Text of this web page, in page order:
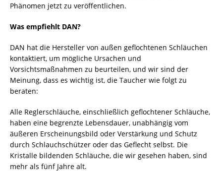
Phänomen jetzt zu veröffentlichen.
Was empfiehlt DAN?
DAN hat die Hersteller von außen geflochtenen Schläuchen
kontaktiert, um mögliche Ursachen und
Vorsichtsmaßnahmen zu beurteilen, und wir sind der
Meinung, dass es wichtig ist, die Taucher wie folgt zu
beraten:
Alle Reglerschläuche, einschließlich geflochtener Schläuche,
haben eine begrenzte Lebensdauer, unabhängig vom
äußeren Erscheinungsbild oder Verstärkung und Schutz
durch Schlauchschützer oder das Geflecht selbst. Die
Kristalle bildenden Schläuche, die wir gesehen haben, sind
mehr als fünf Jahre alt.